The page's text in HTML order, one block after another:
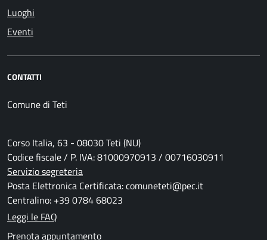
Luoghi
Eventi
CONTATTI
Comune di Teti
Corso Italia, 63 - 08030 Teti (NU)
Codice fiscale / P. IVA: 81000970913 / 00716030911
Servizio segreteria
Posta Elettronica Certificata: comuneteti@pec.it
Centralino: +39 0784 68023
Leggi le FAQ
Prenota appuntamento